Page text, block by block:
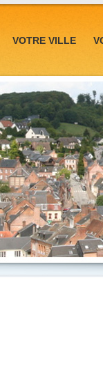
VOTRE VILLE